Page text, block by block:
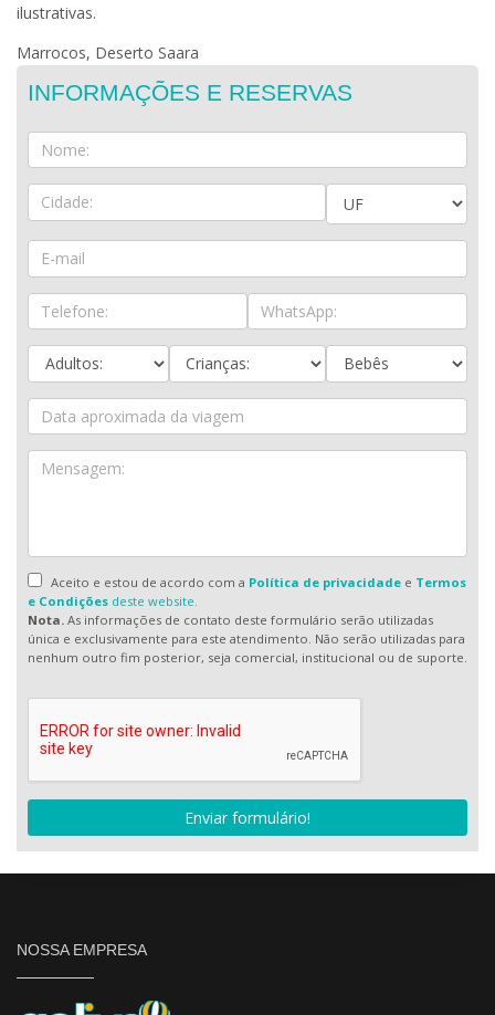
ilustrativas.
Marrocos, Deserto Saara
INFORMAÇÕES E RESERVAS
Aceito e estou de acordo com a Política de privacidadee Termos
e Condições deste website.
Nota. As informações de contato deste formulário serão utilizadas
única e exclusivamente para este atendimento. Não serão utilizadas para
nenhum outro fim posterior, seja comercial, institucional ou de suporte.
Enviar formulário!
NOSSA EMPRESA